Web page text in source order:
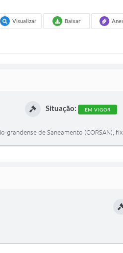
Visualizar Baixar
Situação: EM VIGOR
grandense de Saneamento (CORSAN),